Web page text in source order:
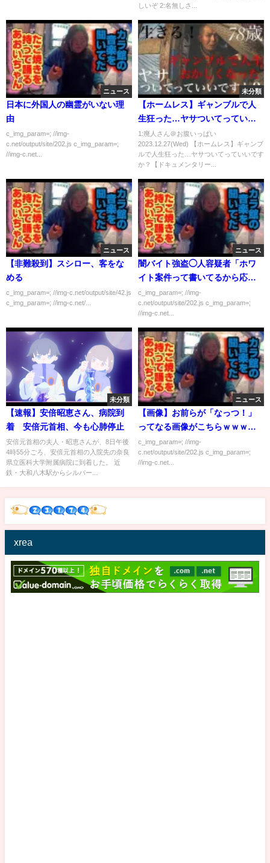
しいぞ 2:名無しさ...
ニュース
日本に外国人の幽霊がいない理
由
c_img_param=; //img-
c.net/output/site/202.js c_img_param=;
//img-c.net...
未分類
【ホームレス】ギャンブルで人
生狂った…ヤサついてっていい
ですか？【ドキュメンタリー】
1:廃人さん＠お腹いっぱい
2023.12.27(Wed) 【ホームレス】ギャンブ
ルで人生狂った…ヤサついてっていいです
か？【ドキュメンタリー...
ニュース
【非難殺到】スシロー、客をな
める
c_img_param=; //img-c.net/output/site/42.js
c_img_param=; //img-c.net/...
ニュース
闇バイト強盗◯人容疑者「ホワ
イト案件って書いてるから応募
したら闇バイトだった」
c_img_param=; //img-
c.net/output/site/202.js c_img_param=;
//img-c.net...
未分類
【速報】安倍昭恵さん、病院到
着 安倍元首相、今も心肺停止
安倍元首相の夫人・昭恵さんが、8日午後
4時55分ごろ、安倍元首相の入院先の奈良
県立医科大学附属病院に到着した。 近
鉄・大和八木駅からシルバー...
ニュース
【画像】お前らが「なっつ！」
ってなる画像がこちらｗｗｗｗ
ｗ
c_img_param=; //img-
c.net/output/site/202.js c_img_param=;
//img-c.net...
xrea